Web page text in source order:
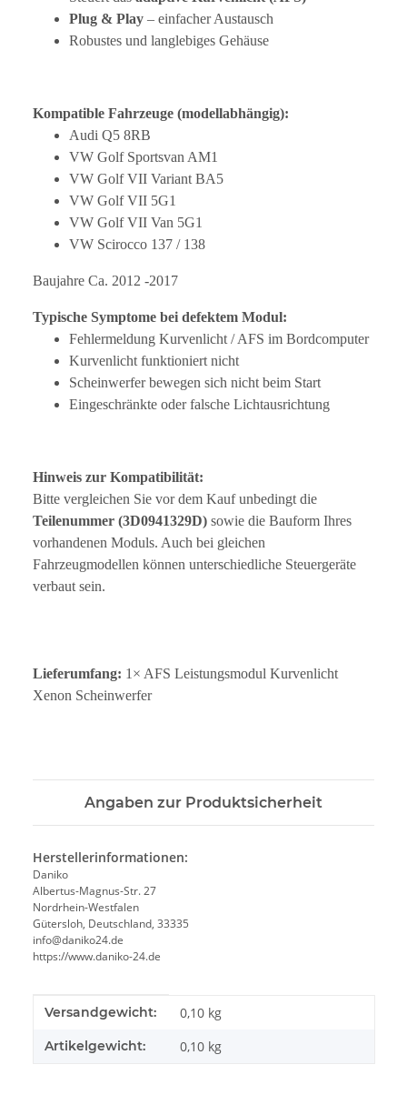
Plug & Play – einfacher Austausch
Robustes und langlebiges Gehäuse
Kompatible Fahrzeuge (modellabhängig):
Audi Q5 8RB
VW Golf Sportsvan AM1
VW Golf VII Variant BA5
VW Golf VII 5G1
VW Golf VII Van 5G1
VW Scirocco 137 / 138
Baujahre Ca. 2012 -2017
Typische Symptome bei defektem Modul:
Fehlermeldung Kurvenlicht / AFS im Bordcomputer
Kurvenlicht funktioniert nicht
Scheinwerfer bewegen sich nicht beim Start
Eingeschränkte oder falsche Lichtausrichtung
Hinweis zur Kompatibilität:
Bitte vergleichen Sie vor dem Kauf unbedingt die
Teilenummer (3D0941329D) sowie die Bauform Ihres
vorhandenen Moduls. Auch bei gleichen
Fahrzeugmodellen können unterschiedliche Steuergeräte
verbaut sein.
Lieferumfang: 1× AFS Leistungsmodul Kurvenlicht
Xenon Scheinwerfer
Angaben zur Produktsicherheit
Herstellerinformationen:
Daniko
Albertus-Magnus-Str. 27
Nordrhein-Westfalen
Gütersloh, Deutschland, 33335
info@daniko24.de
https://www.daniko-24.de
Produkteigenschaft
Wert
Versandgewicht: 0,10 kg
Artikelgewicht: 0,10 kg